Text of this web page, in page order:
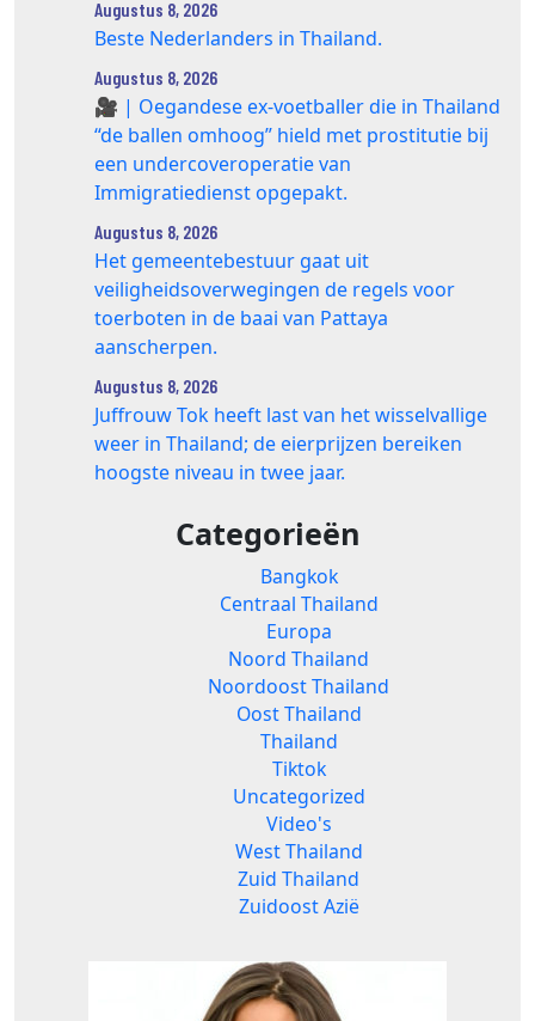
Augustus 8, 2026
Beste Nederlanders in Thailand.
Augustus 8, 2026
🎥 | Oegandese ex-voetballer die in Thailand
“de ballen omhoog” hield met prostitutie bij
een undercoveroperatie van
Immigratiedienst opgepakt.
Augustus 8, 2026
Het gemeentebestuur gaat uit
veiligheidsoverwegingen de regels voor
toerboten in de baai van Pattaya
aanscherpen.
Augustus 8, 2026
Juffrouw Tok heeft last van het wisselvallige
weer in Thailand; de eierprijzen bereiken
hoogste niveau in twee jaar.
Categorieën
Bangkok
Centraal Thailand
Europa
Noord Thailand
Noordoost Thailand
Oost Thailand
Thailand
Tiktok
Uncategorized
Video's
West Thailand
Zuid Thailand
Zuidoost Azië